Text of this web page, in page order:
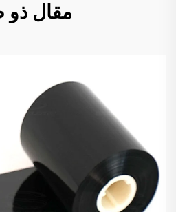
مقال ذو